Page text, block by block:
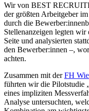
Wir von BEST
der größten Arbeitgeber
durch die
Stellenanzeigen legten
Seite und analysierten
den Bewerber:innen –,
achten.
Zusammen mit derFH
führten wir die Pilotstudie
eines impliziten
Analyse untersuchten,